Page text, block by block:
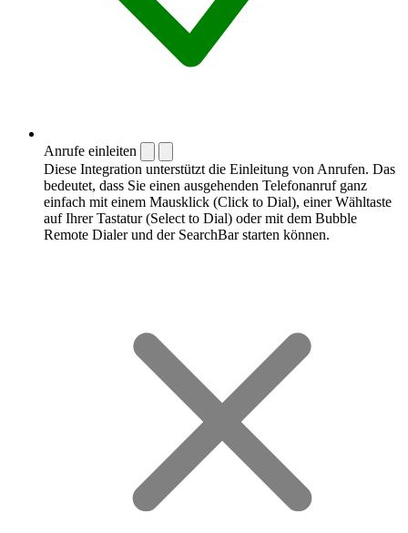
Anrufe einleiten
Diese Integration unterstützt die Einleitung von Anrufen. Das
bedeutet, dass Sie einen ausgehenden Telefonanruf ganz
einfach mit einem Mausklick (Click to Dial), einer Wähltaste
auf Ihrer Tastatur (Select to Dial) oder mit dem Bubble
Remote Dialer und der SearchBar starten können.